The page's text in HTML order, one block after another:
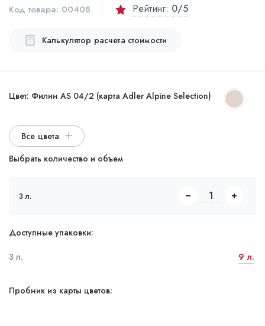
Код товара: 00408 Рейтинг: 0/5
Калькулятор расчета стоимости
Цвет: Филин AS 04/2 (карта Adler Alpine Selection)
Все цвета
Выбрать количество и объем
3 л.
Доступные упаковки:
3 л. 9 л.
Пробник из карты цветов: